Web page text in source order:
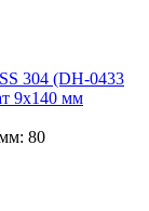
304 (DH-0433
9x140 мм
80